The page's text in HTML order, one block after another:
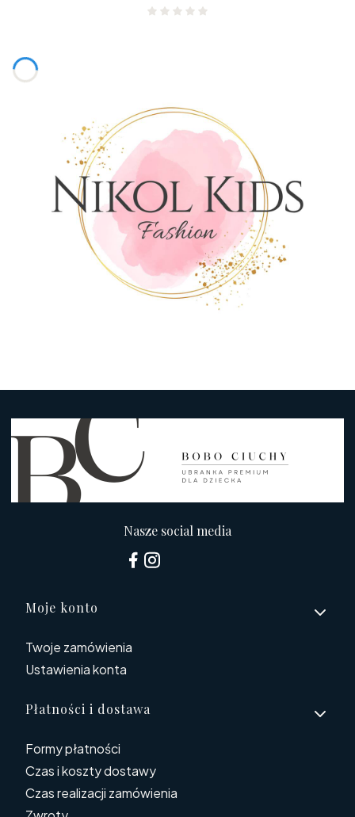
Nasze social media
Linki w stopce
Moje konto
Twoje zamówienia
Ustawienia konta
Płatności i dostawa
Formy płatności
Czas i koszty dostawy
Czas realizacji zamówienia